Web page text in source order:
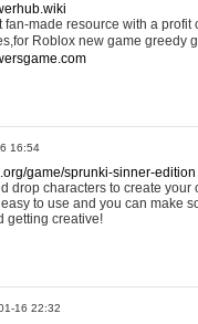
made resource with a
Roblox new game greedy
16:54
game/sprunki-sinner-edition
drop characters to create
to use and you can make
getting creative!
16 22:32